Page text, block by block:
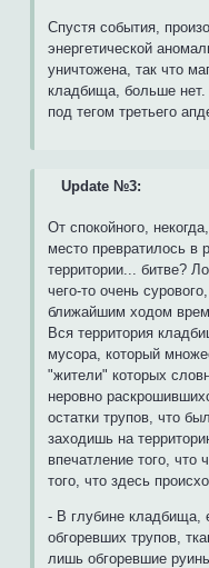
Спустя события,
энергетической
уничтожена, так что
кладбища, больше нет.
под тегом третьего
Update №3:
От спокойного,
место превратилось
территории... битве?
чего-то очень
ближайшим ходом
Вся территория
мусора, который
"жители" которых
неровно
остатки трупов, что
заходишь на
впечатление того,
того, что здесь
- В глубине кладбища,
обгоревших трупов,
лишь обгоревшие